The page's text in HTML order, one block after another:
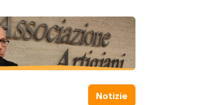
Notizie